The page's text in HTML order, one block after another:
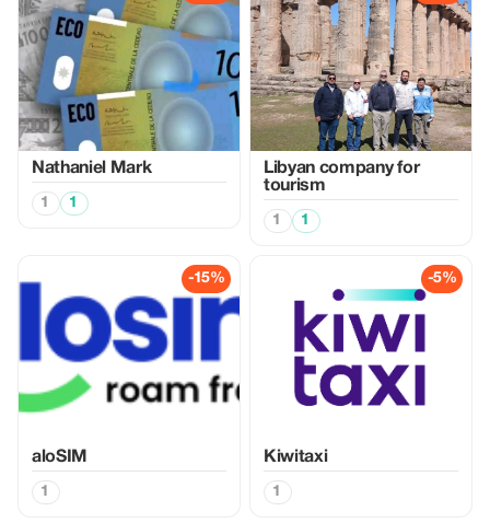
Nathaniel Mark
1 1
Libyan company for
tourism
1 1
-15%
aloSIM
1
-5%
Kiwitaxi
1